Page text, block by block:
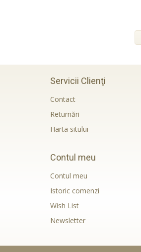
Servicii Clienţi
Contact
Returnări
Harta sitului
Contul meu
Contul meu
Istoric comenzi
Wish List
Newsletter